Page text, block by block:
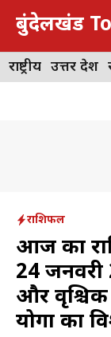
Skip
content
बुंदेलखंड
राष्ट्रीय उत्तर प्रदेश
राशिफल
आज का
24 जनवरी
और
योगों का